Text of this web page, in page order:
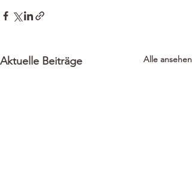
Aktuelle Beiträge Alle ansehen